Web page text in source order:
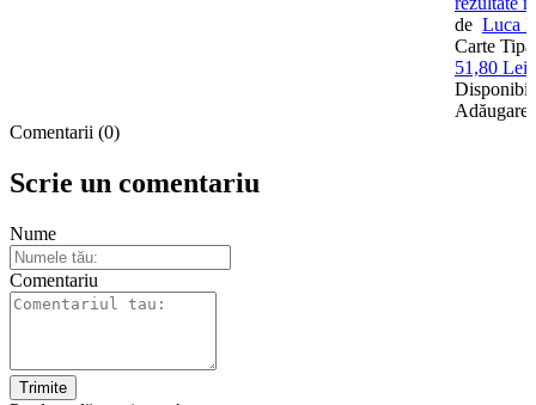
de Luca
Carte
51,80 Lei
Disponibil
Adăugare
Comentarii (0)
Scrie un comentariu
Nume
Comentariu
Trimite